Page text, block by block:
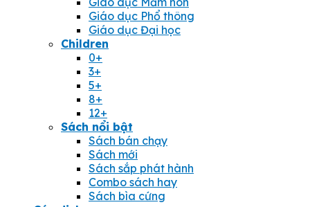
Giáo dục Phổ thông
Giáo dục Đại học
Children
0+
3+
5+
8+
12+
Sách nổi bật
Sách bán chạy
Sách mới
Sách sắp phát hành
Combo sách hay
Sách bìa cứng